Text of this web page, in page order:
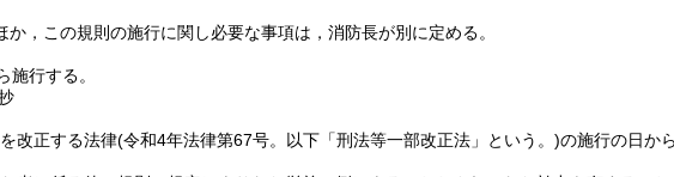
か，この規則の施行に関し必要な事項は，消防長が別に定める。
施行する。
改正する法律(令和4年法律第67号。以下「刑法等一部改正法」という。)の施行の日か